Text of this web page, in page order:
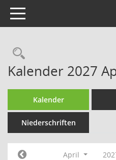
Toggle navigation
Kalender 2027
Kalender
Niederschriften
April